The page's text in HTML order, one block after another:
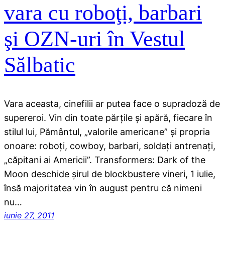
vara cu roboţi, barbari
şi OZN-uri în Vestul
Sălbatic
Vara aceasta, cinefilii ar putea face o supradoză de
supereroi. Vin din toate părţile şi apără, fiecare în
stilul lui, Pământul, „valorile americane” şi propria
onoare: roboţi, cowboy, barbari, soldaţi antrenaţi,
„căpitani ai Americii”. Transformers: Dark of the
Moon deschide şirul de blockbustere vineri, 1 iulie,
însă majoritatea vin în august pentru că nimeni
nu…
iunie 27, 2011